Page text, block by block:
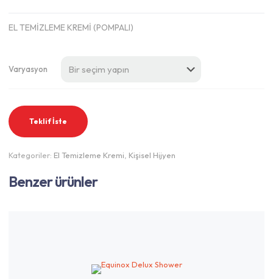
EL TEMİZLEME KREMİ (POMPALI)
Varyasyon
Teklif İste
Kategoriler: El Temizleme Kremi Kişisel Hijyen
Benzer ürünler